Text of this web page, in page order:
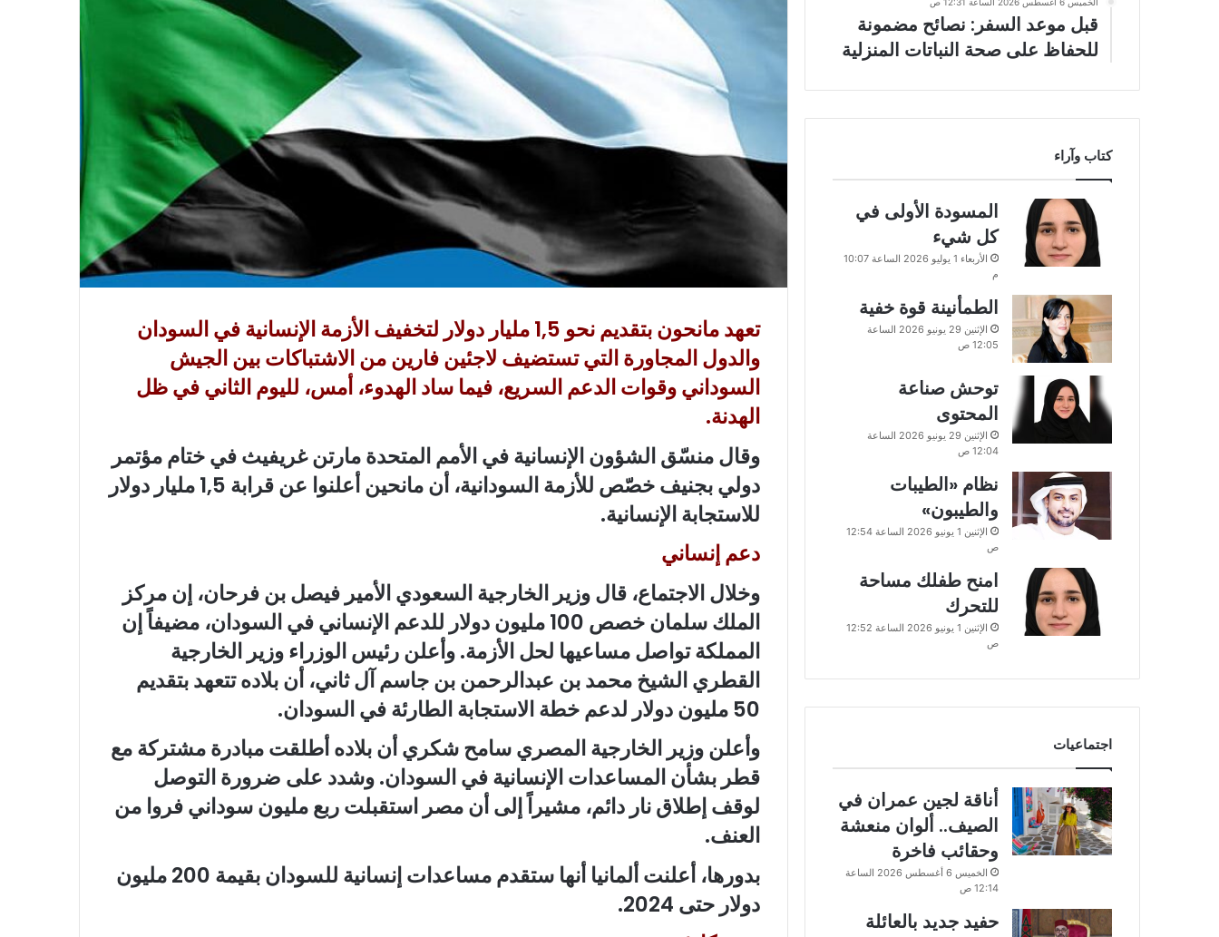
ن
ي
تعهد مانحون بتقديم نحو 1,5 مليار دولار لتخفيف الأزمة الإنسانية في السودان
والدول المجاورة التي تستضيف لاجئين فارين من الاشتباكات بين الجيش
السوداني وقوات الدعم السريع، فيما ساد الهدوء، أمس، لليوم الثاني في ظل
الهدنة.
وقال منسّق الشؤون الإنسانية في الأمم المتحدة مارتن غريفيث في ختام مؤتمر
دولي بجنيف خصّص للأزمة السودانية، أن مانحين أعلنوا عن قرابة 1,5 مليار دولار
للاستجابة الإنسانية.
دعم إنساني
وخلال الاجتماع، قال وزير الخارجية السعودي الأمير فيصل بن فرحان، إن مركز
الملك سلمان خصص 100 مليون دولار للدعم الإنساني في السودان، مضيفاً إن
المملكة تواصل مساعيها لحل الأزمة. وأعلن رئيس الوزراء وزير الخارجية
القطري الشيخ محمد بن عبدالرحمن بن جاسم آل ثاني، أن بلاده تتعهد بتقديم
50 مليون دولار لدعم خطة الاستجابة الطارئة في السودان.
وأعلن وزير الخارجية المصري سامح شكري أن بلاده أطلقت مبادرة مشتركة مع
قطر بشأن المساعدات الإنسانية في السودان. وشدد على ضرورة التوصل
لوقف إطلاق نار دائم، مشيراً إلى أن مصر استقبلت ربع مليون سوداني فروا من
العنف.
بدورها، أعلنت ألمانيا أنها ستقدم مساعدات إنسانية للسودان بقيمة 200 مليون
دولار حتى 2024.
قبل موعد السفر: نصائح مضمونة
للحفاظ على صحة النباتات المنزلية
كتاب وآراء
المسودة الأولى في
كل شيء
الأربعاء 1 يوليو 2026 الساعة 10:07
م
الطمأنينة قوة خفية
الإثنين 29 يونيو 2026 الساعة
12:05 ص
توحش صناعة
المحتوى
الإثنين 29 يونيو 2026 الساعة
12:04 ص
نظام «الطيبات
والطيبون»
الإثنين 1 يونيو 2026 الساعة 12:54
ص
امنح طفلك مساحة
للتحرك
الإثنين 1 يونيو 2026 الساعة 12:52
ص
اجتماعيات
أناقة لجين عمران في
الصيف.. ألوان منعشة
وحقائب فاخرة
الخميس 6 أغسطس 2026 الساعة
12:14 ص
حفيد جديد بالعائلة